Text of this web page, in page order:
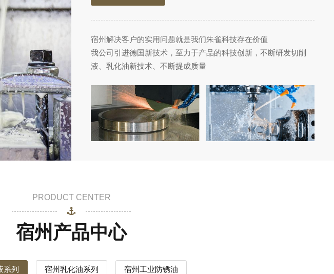
宿州解决客户的实用问题就是我们朱雀科技存在价值
我公司引进德国新技术，至力于产品的科技创新，不断研发切削
液、乳化油新技术、不断提成质量
PRODUCT CENTER
宿州产品中心
系列 宿州乳化油系列 宿州工业防锈油